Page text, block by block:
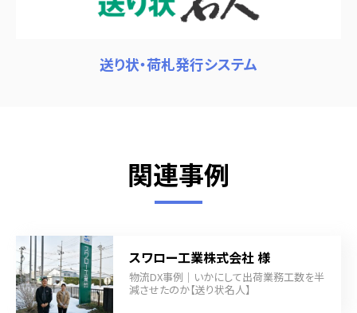
送り状・荷札発行システム
関連事例
スワロー工業株式会社 様
物流DX事例｜いかにして出荷業務工数を半
減させたのか【送り状名人】